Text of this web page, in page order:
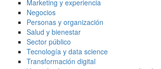
Marketing y experiencia
Negocios
Personas y organización
Salud y bienestar
Sector público
Tecnología y data science
Transformación digital